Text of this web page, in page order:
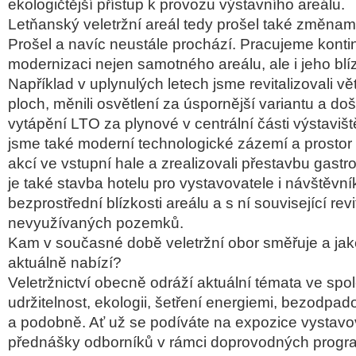
ekologičtější přístup k provozu výstavního areálu.
Letňanský veletržní areál tedy prošel také zm
Prošel a navíc neustále prochází. Pracujeme
modernizaci nejen samotného areálu, ale i jeho
Například v uplynulých letech jsme revitalizovali v
ploch, měnili osvětlení za úspornější variantu a do
vytápění LTO za plynové v centrální části výstavi
jsme také moderní technologické zázemí a prostor
akcí ve vstupní hale a zrealizovali přestavbu
je také stavba hotelu pro vystavovatele i návštěvn
bezprostřední blízkosti areálu a s ní související
nevyužívaných pozemků.
Kam v současné době veletržní obor směřuje a jak
aktuálně nabízí?
Veletržnictví obecně odráží aktuální témata ve
udržitelnost, ekologii, šetření energiemi,
a podobně. Ať už se podíváte na expozice
přednášky odborníků v rámci doprovodných